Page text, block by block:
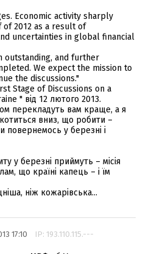
Economic activity sharply
2012 as a result of
uncertainties in global financial
outstanding, and further
We expect the mission to
the discussions."
Stage of Discussions on a
" від 12 лютого 2013.
перекладуть вам краще, а я
вниз, що робити –
повернемось у березні і
у березні приймуть – місія
що країні капець – і їм
ніж кожарівська...
17:10 IP: 193.110.115.---